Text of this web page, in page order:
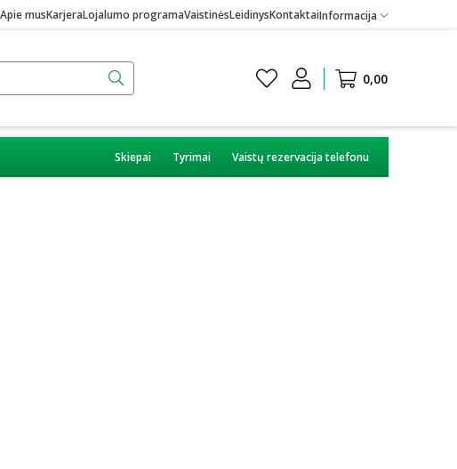
Apie musKarjeraLojalumo programaVaistinėsLeidinysKontaktaiInformacija
0,00
Skiepai Tyrimai Vaistų rezervacija telefonu